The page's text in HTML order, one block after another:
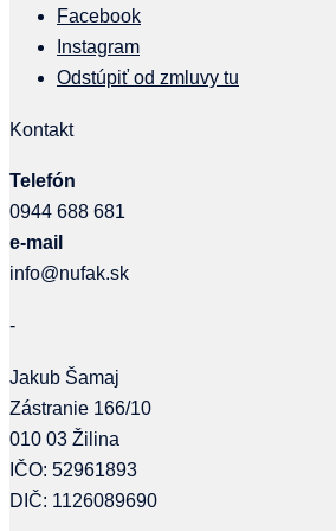
Facebook
Instagram
Odstúpiť od zmluvy tu
Kontakt
Telefón
0944 688 681
e-mail
info@nufak.sk
-
Jakub Šamaj
Zástranie 166/10
010 03 Žilina
IČO: 52961893
DIČ: 1126089690